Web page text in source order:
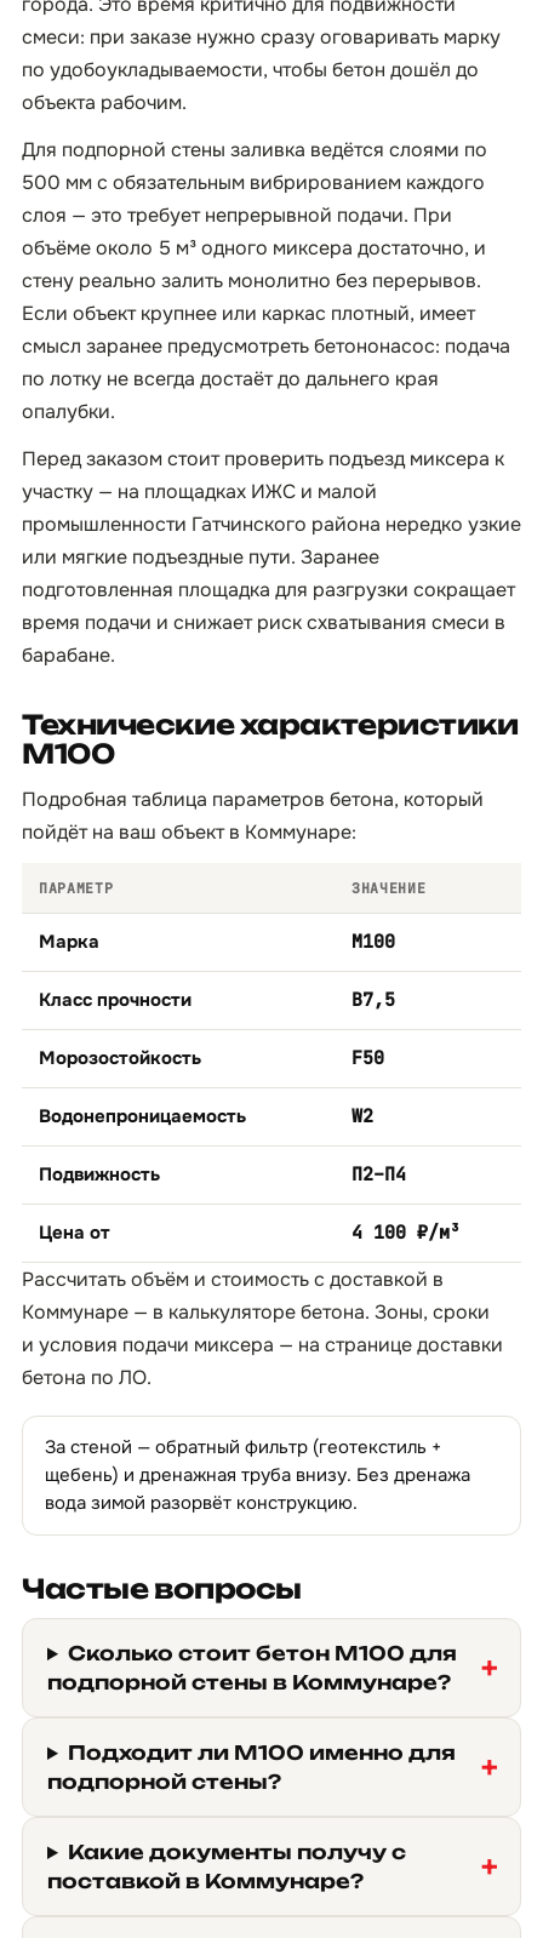
смеси: при заказе нужно сразу оговаривать марку
по удобоукладываемости, чтобы бетон дошёл до
объекта рабочим.
Для подпорной стены заливка ведётся слоями по
500 мм с обязательным вибрированием каждого
слоя — это требует непрерывной подачи. При
объёме около 5 м³ одного миксера достаточно, и
стену реально залить монолитно без перерывов.
Если объект крупнее или каркас плотный, имеет
смысл заранее предусмотреть бетононасос: подача
по лотку не всегда достаёт до дальнего края
опалубки.
Перед заказом стоит проверить подъезд миксера к
участку — на площадках ИЖС и малой
промышленности Гатчинского района нередко узкие
или мягкие подъездные пути. Заранее
подготовленная площадка для разгрузки сокращает
время подачи и снижает риск схватывания смеси в
барабане.
Технические характеристики
М100
Подробная таблица параметров бетона, который
пойдёт на ваш объект в Коммунаре:
ПАРАМЕТР ЗНАЧЕНИЕ
Марка М100
Класс прочности B7,5
Морозостойкость F50
Водонепроницаемость W2
Подвижность П2–П4
Цена от 4 100 ₽/м³
Рассчитать объём и стоимость с доставкой в
Коммунаре — в калькуляторе бетона. Зоны, сроки
и условия подачи миксера — на страницедоставки
бетона по ЛО.
За стеной — обратный фильтр (геотекстиль +
щебень) и дренажная труба внизу. Без дренажа
вода зимой разорвёт конструкцию.
Частые вопросы
Сколько стоит бетон М100 для
подпорной стены в Коммунаре?
Подходит ли М100 именно для
подпорной стены?
Какие документы получу с
поставкой в Коммунаре?